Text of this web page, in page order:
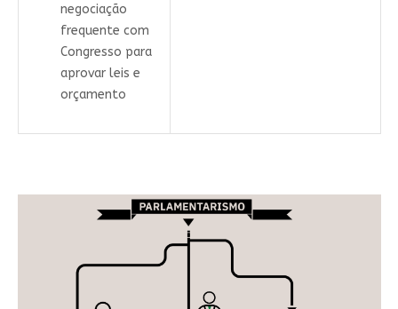
negociação
frequente com
Congresso para
aprovar leis e
orçamento